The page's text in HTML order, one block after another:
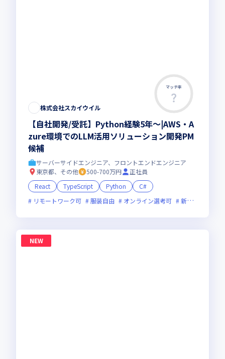
マッチ率
株式会社スカイウイル
【自社開発/受託】Python経験5年～|AWS・A
zure環境でのLLM活用ソリューション開発PM
候補
サーバーサイドエンジニア、フロントエンドエンジニア
東京都、その他
500-700万円
正社員
React
TypeScript Python
C#
リモートワーク可
服装自由 オンライン選考可 新規立ち上げ
NEW